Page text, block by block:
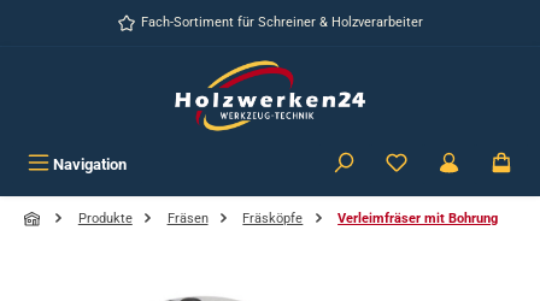
Zum Hauptinhalt springenFach-Sortiment für Schreiner & Holzverarbeiter
Navigation
Produkte Fräsen Fräsköpfe Verleimfräser mit Bohrung